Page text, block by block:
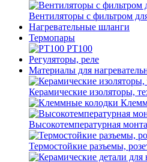
Вентиляторы с фильтром
Нагревательные шланги
Термопары
PT100
Регуляторы, реле
Материалы для
Керамические изоляторы,
Высокотемпературная
Термостойкие разъемы,